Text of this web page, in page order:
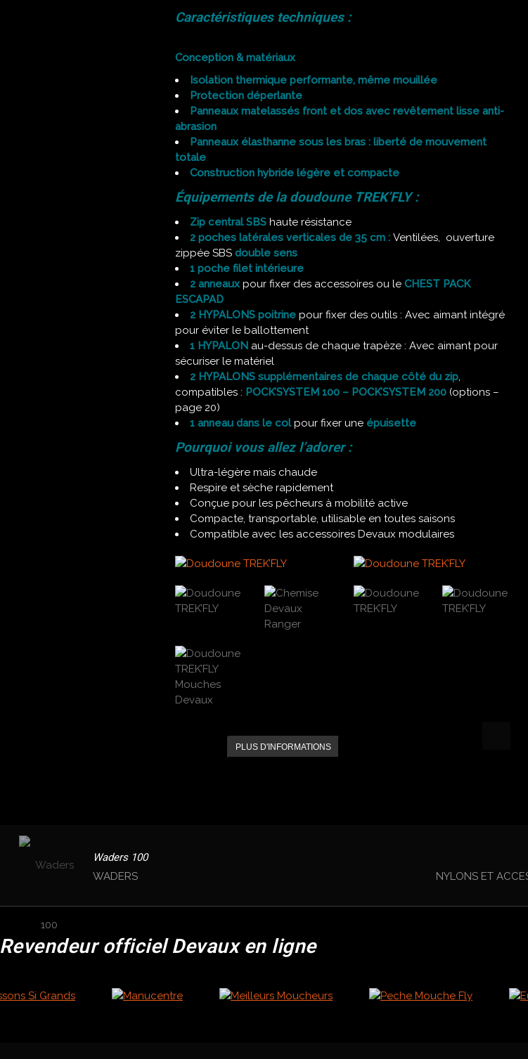
Caractéristiques techniques :
Conception & matériaux
Isolation thermique performante, même mouillée
Protection déperlante
Panneaux matelassés front et dos avec revêtement lisse anti-
abrasion
Panneaux élasthanne sous les bras : liberté de mouvement
totale
Construction hybride légère et compacte
Équipements de la doudoune TREK’FLY :
Zip central SBS haute résistance
2 poches latérales verticales de 35 cm : Ventilées, ouverture
zippée SBS double sens
1 poche filet intérieure
2 anneaux pour fixer des accessoires ou le CHEST PACK
ESCAPAD
2 HYPALONS poitrine pour fixer des outils : Avec aimant intégré
pour éviter le ballottement
1 HYPALON au-dessus de chaque trapèze : Avec aimant pour
sécuriser le matériel
2 HYPALONS supplémentaires de chaque côté du zip,
compatibles : POCK’SYSTEM 100 – POCK’SYSTEM 200 (options –
page 20)
1 anneau dans le colpour fixer une épuisette
Pourquoi vous allez l’adorer :
Ultra-légère mais chaude
Respire et sèche rapidement
Conçue pour les pêcheurs à mobilité active
Compacte, transportable, utilisable en toutes saisons
Compatible avec les accessoires Devaux modulaires
PLUS D'INFORMATIONS
Waders 100
WADERS
NYLONS ET
Revendeur officiel Devaux en ligne